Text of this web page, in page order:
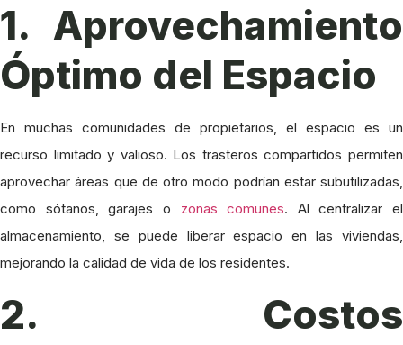
1. Aprovechamiento
Óptimo del Espacio
En muchas comunidades de propietarios, el espacio es un
recurso limitado y valioso. Los trasteros compartidos permiten
aprovechar áreas que de otro modo podrían estar subutilizadas,
como sótanos, garajes o zonas comunes. Al centralizar el
almacenamiento, se puede liberar espacio en las viviendas,
mejorando la calidad de vida de los residentes.
2. Costos